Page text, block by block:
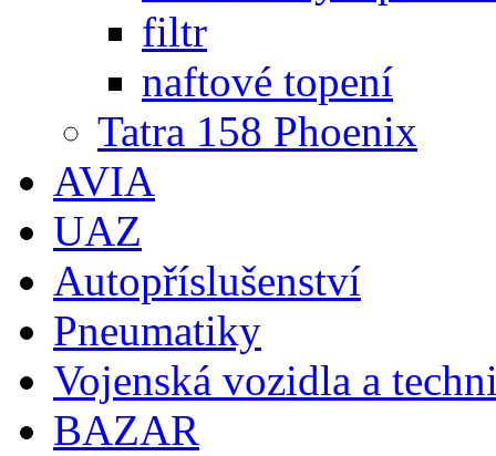
filtr
naftové topení
Tatra 158 Phoenix
AVIA
UAZ
Autopříslušenství
Pneumatiky
Vojenská vozidla a
BAZAR